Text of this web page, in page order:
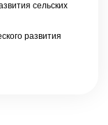
сельских
развития